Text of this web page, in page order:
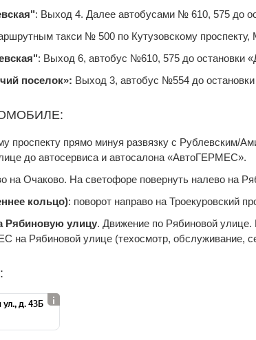
: Выход 4. Далее автобусами № 610, 575 до
такси № 500 по Кутузовскому
: Выход 6, автобус №610, 575 до остановки
поселок»: Выход 3, автобус №554 до остановки
проспекту прямо минуя развязку с Рублевским/
до автосервиса и автосалона «АвтоГЕРМЕС».
на Очаково. На светофоре повернуть налево на
кольцо): поворот направо на Троекуровский
Рябиновую улицу. Движение по Рябиновой
на Рябиновой улице (техосмотр, обслуживание,
д. 43Б